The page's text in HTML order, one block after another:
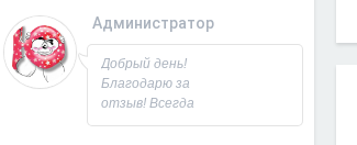
Администратор
08.10.2023 - 09:31
Добрый день!
Благодарю за
отзыв! Всегда
рад